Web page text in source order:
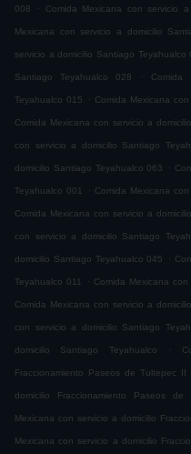
008 . Comida Mexicana con servicio
Mexicana con servicio a domicilio
servicio a domicilio Santiago Teyahualco
Santiago Teyahualco 028 . Comida
Teyahualco 015 . Comida Mexicana
Comida Mexicana con servicio a
con servicio a domicilio Santiago
domicilio Santiago Teyahualco 063 .
Teyahualco 001 . Comida Mexicana
Comida Mexicana con servicio a
con servicio a domicilio Santiago
domicilio Santiago Teyahualco 045 .
Teyahualco 011 . Comida Mexicana
Comida Mexicana con servicio a
con servicio a domicilio Santiago
domicilio Santiago Teyahualco .
Fraccionamiento Paseos de Tultepec II
domicilio Fraccionamiento Paseos
Mexicana con servicio a domicilio
Mexicana con servicio a domicilio